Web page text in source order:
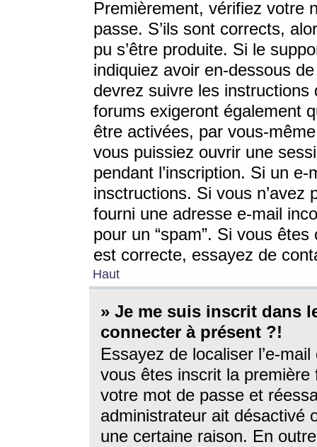
Premièrement, vérifiez votre
passe. S’ils sont corrects,
pu s’être produite. Si le
indiquiez avoir en-dessous
devrez suivre les
forums exigeront également
être activées, par vous-
vous puissiez ouvrir une
pendant l’inscription. Si un
insctructions. Si vous n’avez
fourni une adresse e-mail
pour un “spam”. Si vous
est correcte, essayez de
Haut
» Je me suis inscrit dans
connecter à présent ?!
Essayez de localiser l’e-
vous êtes inscrit la première
votre mot de passe et
administrateur ait désactivé
une certaine raison. En